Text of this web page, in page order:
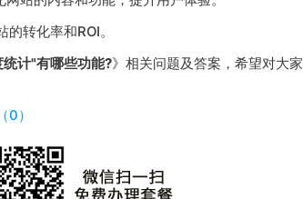
转化率和ROI。
计"有哪些功能?》相关问题及答案，希望对大家
0）